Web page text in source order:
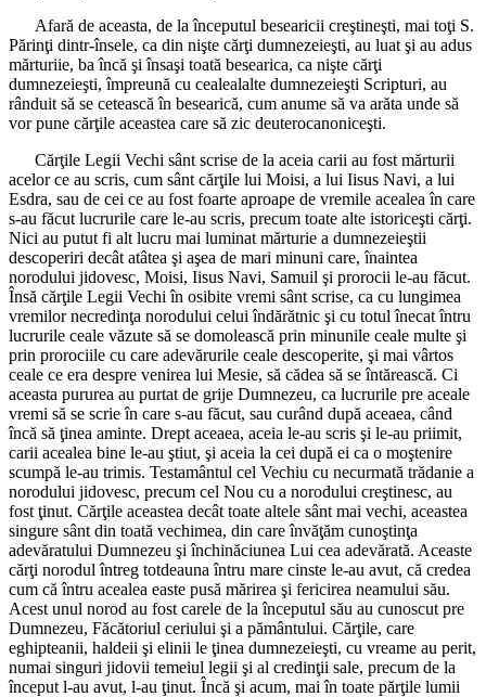
Afară de aceasta, de la începutul besearicii creştineşti, mai toţi S.
Părinţi dintr-însele, ca din nişte cărţi dumnezeieşti, au luat şi au adus
mărturiie, ba încă şi însaşi toată besearica, ca nişte cărţi
dumnezeieşti, împreună cu cealealalte dumnezeieşti Scripturi, au
rânduit să se cetească în besearică, cum anume să va arăta unde să
vor pune cărţile aceastea care să zic deuterocanoniceşti.
Cărţile Legii Vechi sânt scrise de la aceia carii au fost mărturii
acelor ce au scris, cum sânt cărţile lui Moisi, a lui Iisus Navi, a lui
Esdra, sau de cei ce au fost foarte aproape de vremile acealea în care
s-au făcut lucrurile care le-au scris, precum toate alte istoriceşti cărţi.
Nici au putut fi alt lucru mai luminat mărturie a dumnezeieştii
descoperiri decât atâtea şi aşea de mari minuni care, înaintea
norodului jidovesc, Moisi, Iisus Navi, Samuil şi prorocii le-au făcut.
Însă cărţile Legii Vechi în osibite vremi sânt scrise, ca cu lungimea
vremilor necredinţa norodului celui îndărătnic şi cu totul înecat întru
lucrurile ceale văzute să se domolească prin minunile ceale multe şi
prin prorociile cu care adevărurile ceale descoperite, şi mai vârtos
ceale ce era despre venirea lui Mesie, să cădea să se întărească. Ci
aceasta pururea au purtat de grije Dumnezeu, ca lucrurile pre aceale
vremi să se scrie în care s-au făcut, sau curând după aceaea, când
încă să ţinea aminte. Drept aceaea, aceia le-au scris şi le-au priimit,
carii acealea bine le-au ştiut, şi aceia la cei după ei ca o moştenire
scumpă le-au trimis. Testamântul cel Vechiu cu necurmată trădanie a
norodului jidovesc, precum cel Nou cu a norodului creştinesc, au
fost ţinut. Cărţile aceastea decât toate altele sânt mai vechi, aceastea
singure sânt din toată vechimea, din care învăţăm cunoştinţa
adevăratului Dumnezeu şi închinăciunea Lui cea adevărată. Aceaste
cărţi norodul întreg totdeauna întru mare cinste le-au avut, că credea
cum că întru acealea easte pusă mărirea şi fericirea neamului său.
Acest unul norod au fost carele de la începutul său au cunoscut pre
Dumnezeu, Făcătoriul ceriului şi a pământului. Cărţile, care
eghipteanii, haldeii şi elinii le ţinea dumnezeieşti, cu vreame au perit,
numai singuri jidovii temeiul legii şi al credinţii sale, precum de la
început l-au avut, l-au ţinut. Încă şi acum, mai în toate părţile lumii